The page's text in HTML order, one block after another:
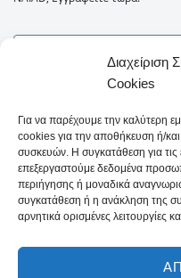
Διαχείριση
Cookies
Για να παρέχουμε την καλύτερη
cookies για την αποθήκευση ή/
συσκευών. Η συγκατάθεση για τις
επεξεργαστούμε δεδομένα
περιήγησης ή μοναδικά
συγκατάθεση ή η ανάκληση της
αρνητικά ορισμένες λειτουργίες
Δήλωση Απορρήτου
Τρόπος Αποστολής